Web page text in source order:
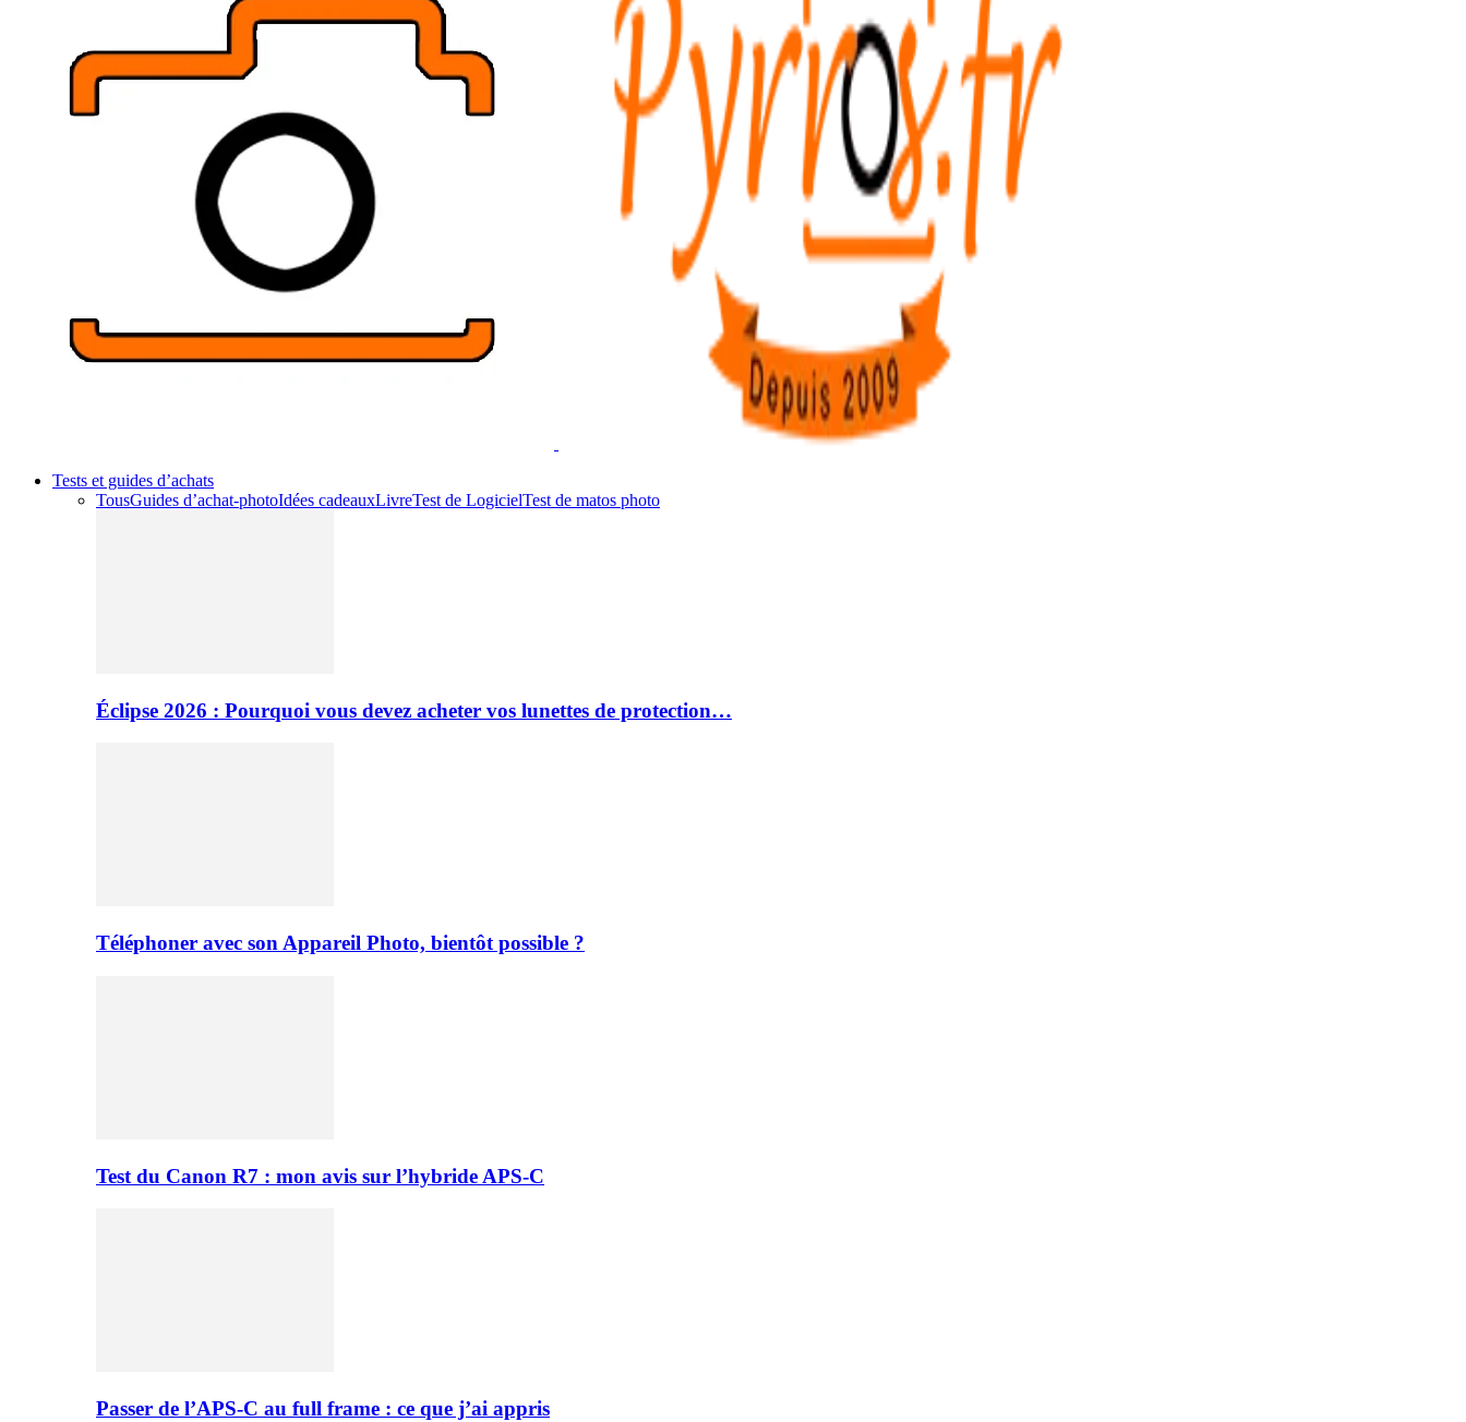
Tests et guides d’achats
TousGuides d’achat-photoIdées cadeauxLivreTest de LogicielTest de matos photo
Éclipse 2026 : Pourquoi vous devez acheter vos lunettes de protection…
Téléphoner avec son Appareil Photo, bientôt possible ?
Test du Canon R7 : mon avis sur l’hybride APS-C
Passer de l’APS-C au full frame : ce que j’ai appris